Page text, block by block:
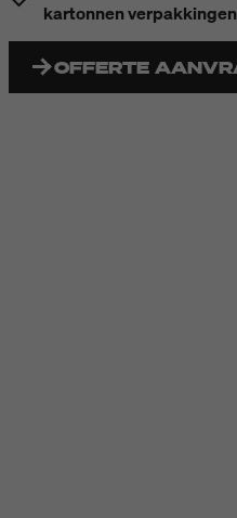
kartonnen verpakkingen
OFFERTE